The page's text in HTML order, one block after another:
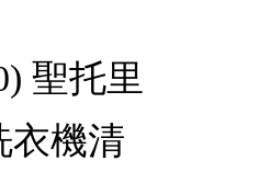
聖托里
衣機清